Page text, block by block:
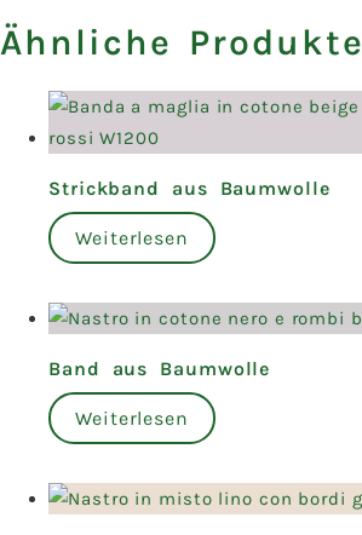
Ähnliche Produkte
Strickband aus Baumwolle
Weiterlesen
Band aus Baumwolle
Weiterlesen